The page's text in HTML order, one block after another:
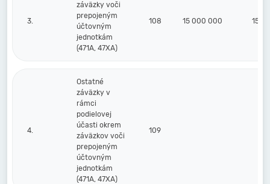
3.
záväzky voči
prepojeným
účtovným
jednotkám
(471A, 47XA)
108 15 000 000 15
4.
Ostatné
záväzky v
rámci
podielovej
účasti okrem
záväzkov voči
prepojeným
účtovným
jednotkám
(471A, 47XA)
109